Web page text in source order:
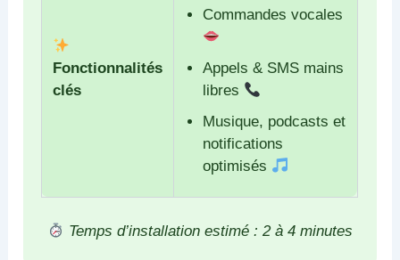
Fonctionnalités
clés
Commandes vocales
Appels & SMS mains
libres
Musique, podcasts et
notifications
optimisés
Temps d’installation estimé : 2 à 4 minutes